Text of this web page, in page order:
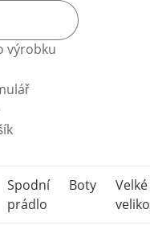
výrobku
Spodní
prádlo
Boty
Velké